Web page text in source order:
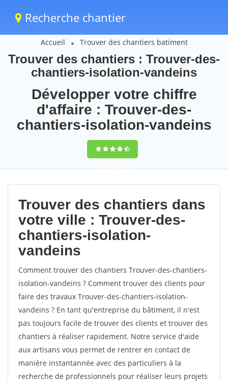
Recherche chantier
Accueil Trouver des chantiers batiment
Trouver des chantiers : Trouver-des-
chantiers-isolation-vandeins
Développer votre chiffre
d'affaire : Trouver-des-
chantiers-isolation-vandeins
9,5(100%)92
votes
Trouver des chantiers dans
votre ville : Trouver-des-
chantiers-isolation-
vandeins
Comment trouver des chantiers Trouver-des-chantiers-
isolation-vandeins ? Comment trouver des clients pour
faire des travaux Trouver-des-chantiers-isolation-
vandeins ? En tant qu'entreprise du bâtiment, il n'est
pas toujours facile de trouver des clients et trouver des
chantiers à réaliser rapidement. Notre service d'aide
aux artisans vous permet de rentrer en contact de
manière instantannée avec des particuliers à la
recherche de professionnels pour réaliser leurs projets